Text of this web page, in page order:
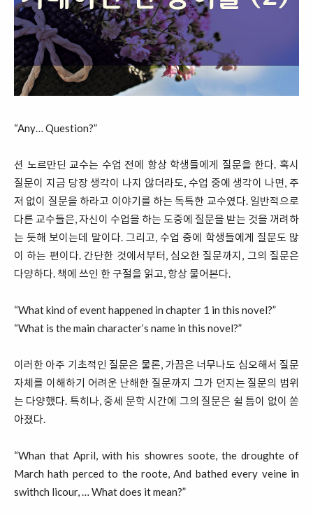
“Any… Question?”
션 노르만딘 교수는 수업 전에 항상 학생들에게 질문을 한다. 혹시
질문이 지금 당장 생각이 나지 않더라도, 수업 중에 생각이 나면, 주
저 없이 질문을 하라고 이야기를 하는 독특한 교수였다. 일반적으로
다른 교수들은, 자신이 수업을 하는 도중에 질문을 받는 것을 꺼려하
는 듯해 보이는데 말이다. 그리고, 수업 중에 학생들에게 질문도 많
이 하는 편이다. 간단한 것에서부터, 심오한 질문까지, 그의 질문은
다양하다. 책에 쓰인 한 구절을 읽고, 항상 물어본다.
“What kind of event happened in chapter 1 in this novel?”
“What is the main character’s name in this novel?”
이러한 아주 기초적인 질문은 물론, 가끔은 너무나도 심오해서 질문
자체를 이해하기 어려운 난해한 질문까지 그가 던지는 질문의 범위
는 다양했다. 특히나, 중세 문학 시간에 그의 질문은 쉴 틈이 없이 쏟
아졌다.
“Whan that April, with his showres soote, the droughte of
March hath perced to the roote, And bathed every veine in
swithch licour, … What does it mean?”